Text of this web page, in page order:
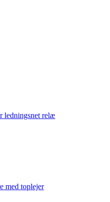
ledningsnet relæ
med toplejer